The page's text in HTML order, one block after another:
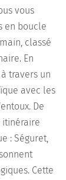
vous
en boucle
classé
En
travers un
avec les
De
itinéraire
: Séguret,
Cette